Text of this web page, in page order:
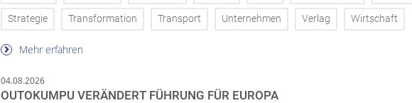
Strategie Transformation Transport Unternehmen Verlag Wirtschaft
Mehr erfahren
04.08.2026
OUTOKUMPU VERÄNDERT FÜHRUNG FÜR EUROPA